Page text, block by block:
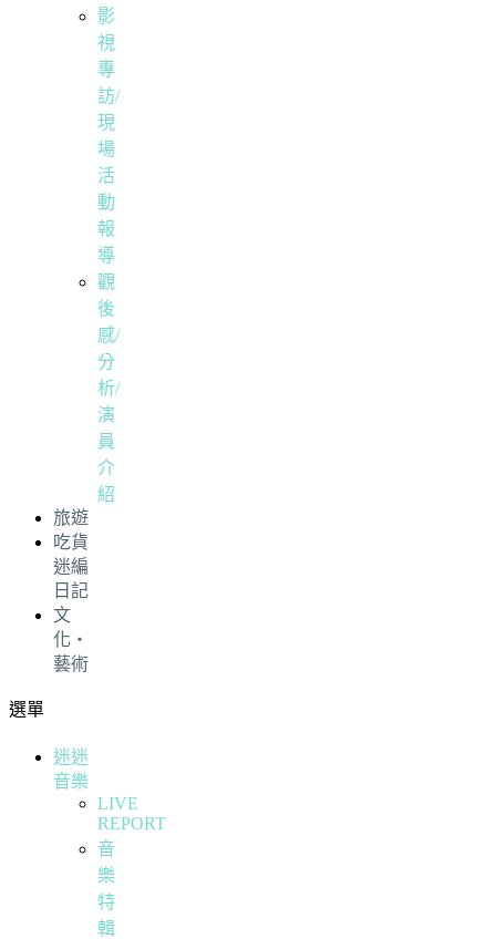
影
視
專
訪/
現
場
活
動
報
導
觀
後
感/
分
析/
演
員
介
紹
旅遊
吃貨
迷編
日記
文
化・
藝術
選單
迷迷
音樂
LIVE
REPORT
音
樂
特
輯